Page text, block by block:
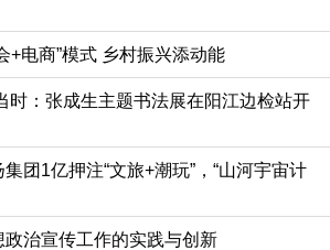
+电商”模式 乡村振兴添动能
时：张成生主题书法展在阳江边检站开
团1亿押注“文旅+潮玩”，“山河宇宙计
治宣传工作的实践与创新